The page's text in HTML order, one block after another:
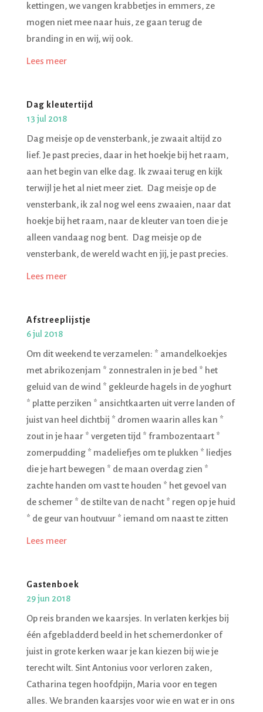
kettingen, we vangen krabbetjes in emmers, ze
mogen niet mee naar huis, ze gaan terug de
branding in en wij, wij ook.
Lees meer
Dag kleutertijd
13 jul 2018
Dag meisje op de vensterbank, je zwaait altijd zo
lief. Je past precies, daar in het hoekje bij het raam,
aan het begin van elke dag. Ik zwaai terug en kijk
terwijl je het al niet meer ziet. Dag meisje op de
vensterbank, ik zal nog wel eens zwaaien, naar dat
hoekje bij het raam, naar de kleuter van toen die je
alleen vandaag nog bent. Dag meisje op de
vensterbank, de wereld wacht en jij, je past precies.
Lees meer
Afstreeplijstje
6 jul 2018
Om dit weekend te verzamelen: * amandelkoekjes
met abrikozenjam * zonnestralen in je bed * het
geluid van de wind * gekleurde hagels in de yoghurt
* platte perziken * ansichtkaarten uit verre landen of
juist van heel dichtbij * dromen waarin alles kan *
zout in je haar * vergeten tijd * frambozentaart *
zomerpudding * madeliefjes om te plukken * liedjes
die je hart bewegen * de maan overdag zien *
zachte handen om vast te houden * het gevoel van
de schemer * de stilte van de nacht * regen op je huid
* de geur van houtvuur * iemand om naast te zitten
Lees meer
Gastenboek
29 jun 2018
Op reis branden we kaarsjes. In verlaten kerkjes bij
één afgebladderd beeld in het schemerdonker of
juist in grote kerken waar je kan kiezen bij wie je
terecht wilt. Sint Antonius voor verloren zaken,
Catharina tegen hoofdpijn, Maria voor en tegen
alles. We branden kaarsjes voor wie en wat er in ons